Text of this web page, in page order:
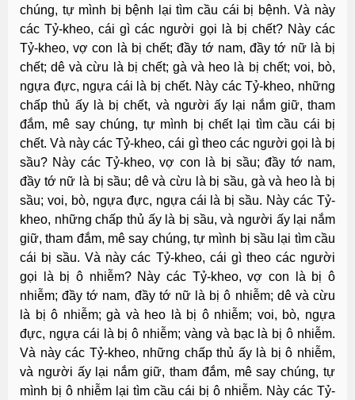
chúng, tự mình bị bệnh lại tìm cầu cái bị bệnh. Và này
các Tỷ-kheo, cái gì các người gọi là bị chết? Này các
Tỷ-kheo, vợ con là bị chết; đầy tớ nam, đầy tớ nữ là bị
chết; dê và cừu là bị chết; gà và heo là bị chết; voi, bò,
ngựa đực, ngựa cái là bị chết. Này các Tỷ-kheo, những
chấp thủ ấy là bị chết, và người ấy lại nắm giữ, tham
đắm, mê say chúng, tự mình bị chết lại tìm cầu cái bị
chết. Và này các Tỷ-kheo, cái gì theo các người gọi là bị
sầu? Này các Tỷ-kheo, vợ con là bị sầu; đầy tớ nam,
đầy tớ nữ là bị sầu; dê và cừu là bị sầu, gà và heo là bị
sầu; voi, bò, ngựa đực, ngựa cái là bị sầu. Này các Tỷ-
kheo, những chấp thủ ấy là bị sầu, và người ấy lại nắm
giữ, tham đắm, mê say chúng, tự mình bị sầu lại tìm cầu
cái bị sầu. Và này các Tỷ-kheo, cái gì theo các người
gọi là bị ô nhiễm? Này các Tỷ-kheo, vợ con là bị ô
nhiễm; đầy tớ nam, đầy tớ nữ là bị ô nhiễm; dê và cừu
là bị ô nhiễm; gà và heo là bị ô nhiễm; voi, bò, ngựa
đực, ngựa cái là bị ô nhiễm; vàng và bạc là bị ô nhiễm.
Và này các Tỷ-kheo, những chấp thủ ấy là bị ô nhiễm,
và người ấy lại nắm giữ, tham đắm, mê say chúng, tự
mình bị ô nhiễm lại tìm cầu cái bị ô nhiễm. Này các Tỷ-